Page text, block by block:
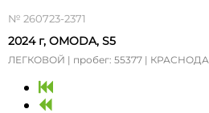
№ 260723-2371
2024 г, OMODA, S5
ЛЕГКОВОЙ | пробег: 55377 |